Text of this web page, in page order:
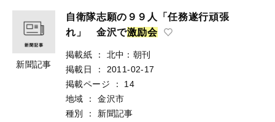
新聞記事
自衛隊志願の９９人「任務遂行頑張
れ」 金沢で激励会
掲載紙 ：
北中：朝刊
掲載日
：
2011-02-17
掲載ページ
：
14
地域
：
金沢市
種別
： 新聞記事